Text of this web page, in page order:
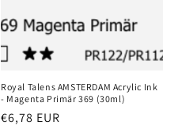
Royal Talens AMSTERDAM Acrylic Ink
- Magenta Primär 369 (30ml)
Normaler
€6,78 EUR